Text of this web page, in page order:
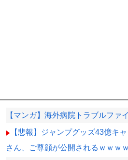
【マンガ】海外病院トラブルファ
【悲報】ジャンプグッズ43億キ
さん、ご尊顔が公開されるｗｗｗｗ